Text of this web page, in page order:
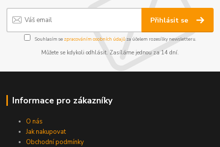
Přihlásit se
Souhlasím se zpracováním osobních údajůza účelem rozesílky newsletteru.
Můžete se kdykoli odhlásit. Zasíláme jednou za 14 dní.
Informace pro zákazníky
O nás
Jak nakupovat
Obchodní podmínky